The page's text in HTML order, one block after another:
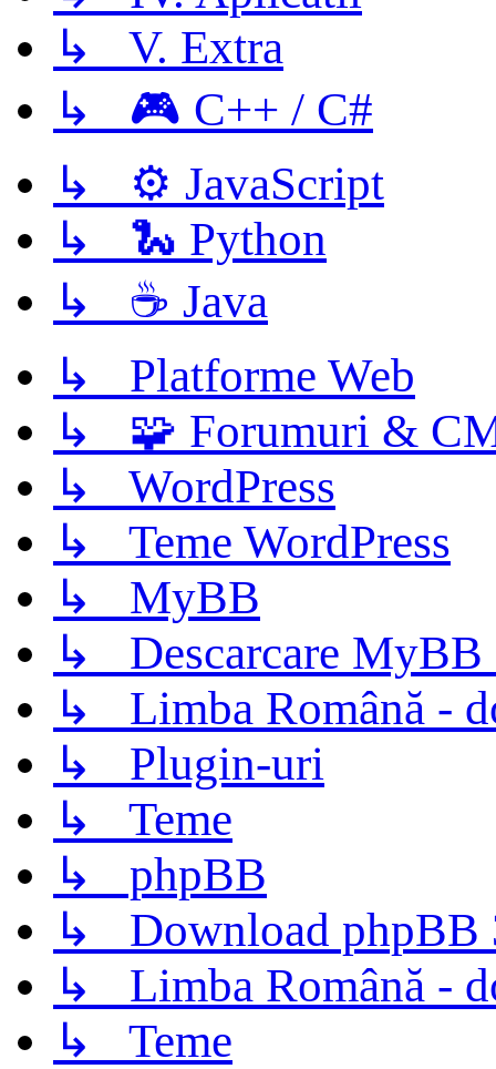
↳ V. Extra
↳ 🎮 C++ / C#
↳ ⚙️ JavaScript
↳ 🐍 Python
↳ ☕ Java
↳ Platforme Web
↳ 🧩 Forumuri &
↳ WordPress
↳ Teme WordPress
↳ MyBB
↳ Descarcare MyBB
↳ Limba Română -
↳ Plugin-uri
↳ Teme
↳ phpBB
↳ Download phpBB
↳ Limba Română -
↳ Teme